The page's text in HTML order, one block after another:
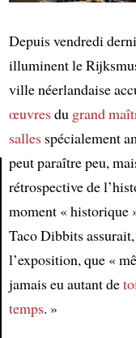
Depuis vendredi
illuminent le
ville néerlandaise
œuvresdu grand
sallesspécialement
peut paraître peu,
rétrospective de
moment « historique
Taco Dibbits
l’exposition, que «
jamais eu autant de
temps. »